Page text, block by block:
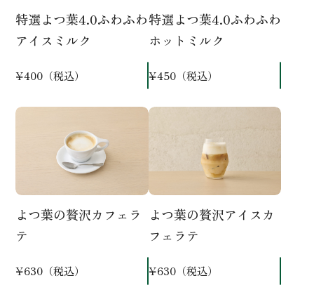
特選よつ葉4.0ふわふわ
アイスミルク
¥400（税込）
特選よつ葉4.0ふわふわ
ホットミルク
¥450（税込）
よつ葉の贅沢カフェラ
テ
¥630（税込）
よつ葉の贅沢アイスカ
フェラテ
¥630（税込）